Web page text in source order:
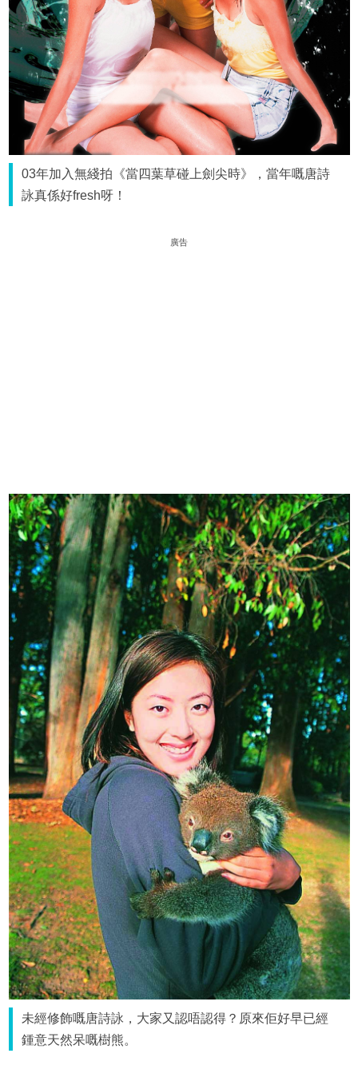
03年加入無綫拍《當四葉草碰上劍尖時》，當年嘅唐詩
詠真係好fresh呀！
廣告
未經修飾嘅唐詩詠，大家又認唔認得？原來佢好早已經
鍾意天然呆嘅樹熊。